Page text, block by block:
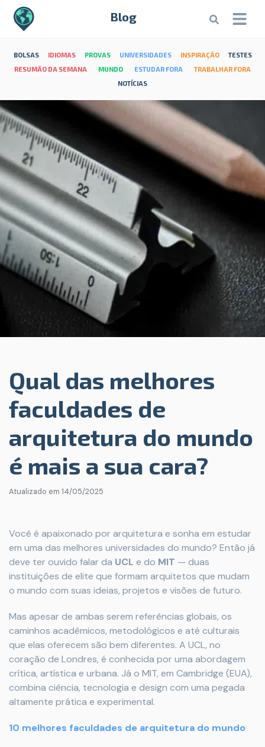
Blog
BOLSAS IDIOMAS PROVAS UNIVERSIDADES INSPIRAÇÃO
TESTES
RESUMÃO DA SEMANA
MUNDO ESTUDAR FORA
TRABALHAR FORA
NOTÍCIAS
Qual das melhores
faculdades de
arquitetura do mundo
é mais a sua cara?
Atualizado em 14/05/2025
Você é apaixonado por arquitetura e sonha em estudar
em uma das melhores universidades do mundo? Então já
deve ter ouvido falar da UCL e do MIT — duas
instituições de elite que formam arquitetos que mudam
o mundo com suas ideias, projetos e visões de futuro.
Mas apesar de ambas serem referências globais, os
caminhos acadêmicos, metodológicos e até culturais
que elas oferecem são bem diferentes. A UCL, no
coração de Londres, é conhecida por uma abordagem
crítica, artística e urbana. Já o MIT, em Cambridge (EUA),
combina ciência, tecnologia e design com uma pegada
altamente prática e experimental.
10 melhores faculdades de arquitetura do mundo